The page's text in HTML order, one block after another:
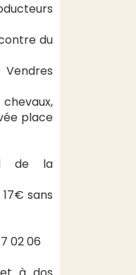
du
chevaux,
place
de la
sans
02 06